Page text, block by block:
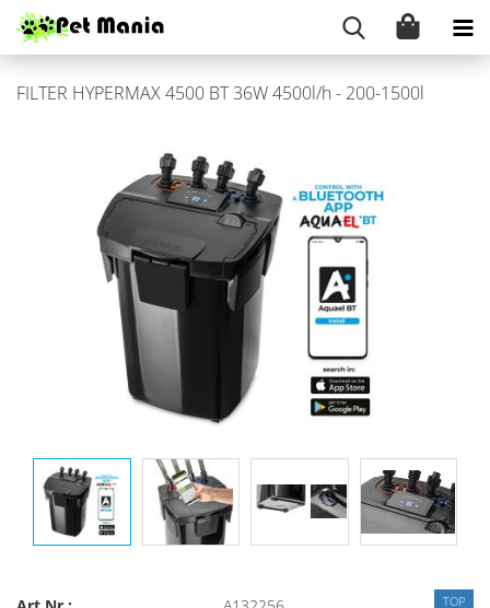
FIL­TER HY­PER­MAX 4500 BT 36W 4500l/h - 200-​1500l
TOP